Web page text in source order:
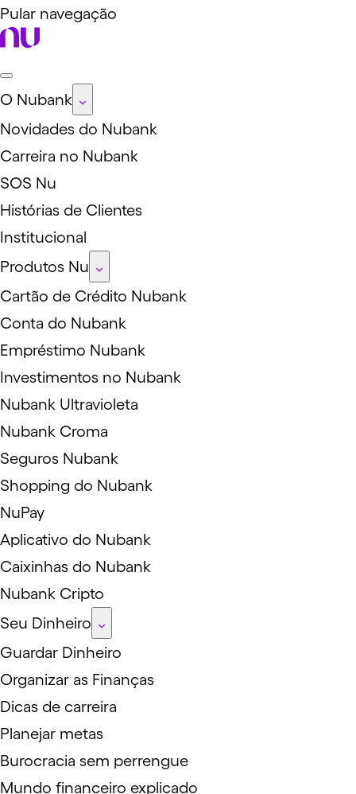
Pular navegação
O Nubank
Novidades do Nubank
Carreira no Nubank
SOS Nu
Histórias de Clientes
Institucional
Produtos Nu
Cartão de Crédito Nubank
Conta do Nubank
Empréstimo Nubank
Investimentos no Nubank
Nubank Ultravioleta
Nubank Croma
Seguros Nubank
Shopping do Nubank
NuPay
Aplicativo do Nubank
Caixinhas do Nubank
Nubank Cripto
Seu Dinheiro
Guardar Dinheiro
Organizar as Finanças
Dicas de carreira
Planejar metas
Burocracia sem perrengue
Mundo financeiro explicado